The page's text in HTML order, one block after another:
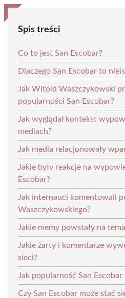
Spis treści
Co to jest San Escobar?
Dlaczego San Escobar to
Jak Witold Waszczykowski
popularności San Escobar?
Jak wyglądał kontekst
mediach?
Jak media relacjonowały
Jakie były reakcje na
Escobar?
Jak internauci komentowali
Waszczykowskiego?
Jakie memy powstały na
Jakie żarty i komentarze
sieci?
Jak popularność San
Czy San Escobar może stać